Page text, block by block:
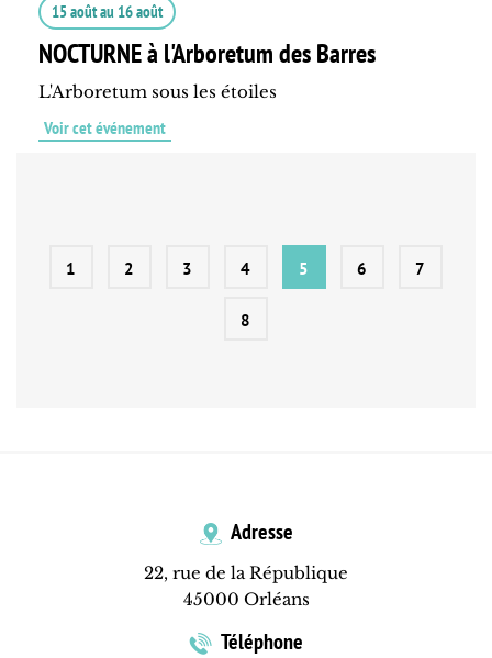
15 aoûtau 16 août
NOCTURNE à l'Arboretum des Barres
L'Arboretum sous les étoiles
Voir cet événement
1 2 3 4 5 6 7
8
Adresse
22, rue de la République
45000 Orléans
Téléphone